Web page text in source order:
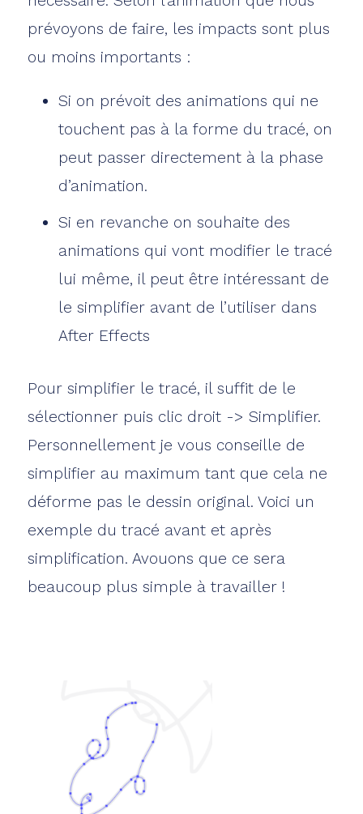
prévoyons de faire, les impacts sont plus
ou moins importants :
Si on prévoit des animations qui ne
touchent pas à la forme du tracé, on
peut passer directement à la phase
d’animation.
Si en revanche on souhaite des
animations qui vont modifier le tracé
lui même, il peut être intéressant de
le simplifier avant de l’utiliser dans
After Effects
Pour simplifier le tracé, il suffit de le
sélectionner puis clic droit -> Simplifier.
Personnellement je vous conseille de
simplifier au maximum tant que cela ne
déforme pas le dessin original. Voici un
exemple du tracé avant et après
simplification. Avouons que ce sera
beaucoup plus simple à travailler !